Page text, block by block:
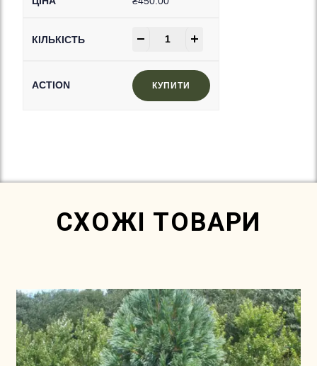
КУПИТИ
СХОЖІ ТОВАРИ